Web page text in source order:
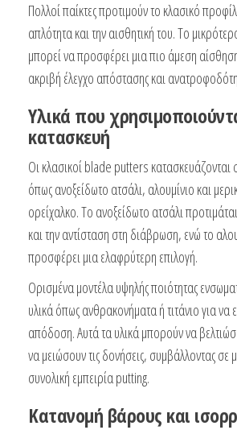
Πολλοί παίκτες προτιμούν το κλασικό
απλότητα και την αισθητική του. Το
μπορεί να προσφέρει μια πιο άμεση
ακριβή έλεγχο απόστασης και
Υλικά που
κατασκευή
Οι κλασικοί blade putters κατασκευάζονται
όπως ανοξείδωτο ατσάλι, αλουμίνιο και
ορείχαλκο. Το ανοξείδωτο ατσάλι
και την αντίσταση στη διάβρωση, ενώ το
προσφέρει μια ελαφρύτερη επιλογή.
Ορισμένα μοντέλα υψηλής ποιότητας
υλικά όπως ανθρακονήματα ή τιτάνιο για να
απόδοση. Αυτά τα υλικά μπορούν να
να μειώσουν τις δονήσεις, συμβάλλοντας σε
συνολική εμπειρία putting.
Κατανομή βάρους και